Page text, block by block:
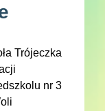
Trójeczka
nr 3